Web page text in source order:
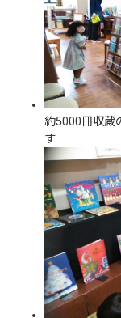
約5000冊収蔵
す